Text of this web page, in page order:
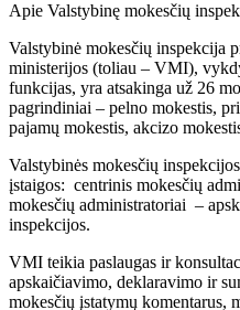
Apie Valstybinę mokesčių
Valstybinė mokesčių inspekcija
ministerijos (toliau – VMI),
funkcijas, yra atsakinga už 26
pagrindiniai – pelno mokestis,
pajamų mokestis, akcizo
Valstybinės mokesčių
įstaigos: centrinis mokesčių
mokesčių administratoriai –
inspekcijos.
VMI teikia paslaugas ir
apskaičiavimo, deklaravimo ir
mokesčių įstatymų komentarus,